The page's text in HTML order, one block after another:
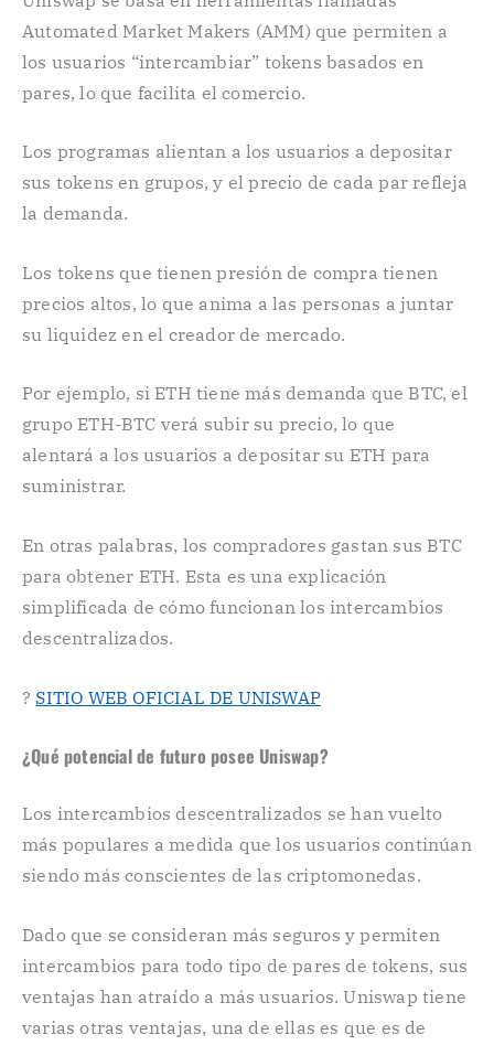
Automated Market Makers (AMM) que permiten a
los usuarios “intercambiar” tokens basados en
pares, lo que facilita el comercio.
Los programas alientan a los usuarios a depositar
sus tokens en grupos, y el precio de cada par refleja
la demanda.
Los tokens que tienen presión de compra tienen
precios altos, lo que anima a las personas a juntar
su liquidez en el creador de mercado.
Por ejemplo, si ETH tiene más demanda que BTC, el
grupo ETH-BTC verá subir su precio, lo que
alentará a los usuarios a depositar su ETH para
suministrar.
En otras palabras, los compradores gastan sus BTC
para obtener ETH. Esta es una explicación
simplificada de cómo funcionan los intercambios
descentralizados.
? SITIO WEB OFICIAL DE UNISWAP
¿Qué potencial de futuro posee Uniswap?
Los intercambios descentralizados se han vuelto
más populares a medida que los usuarios continúan
siendo más conscientes de las criptomonedas.
Dado que se consideran más seguros y permiten
intercambios para todo tipo de pares de tokens, sus
ventajas han atraído a más usuarios. Uniswap tiene
varias otras ventajas, una de ellas es que es de